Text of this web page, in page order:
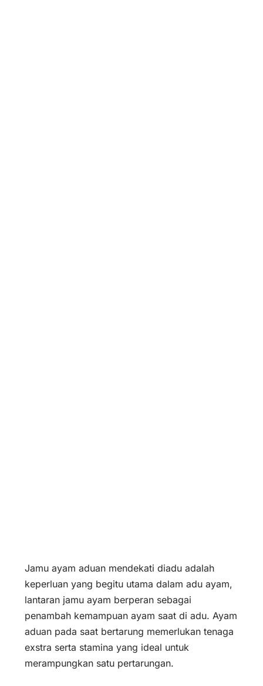
Jamu ayam aduan mendekati diadu adalah
keperluan yang begitu utama dalam adu ayam,
lantaran jamu ayam berperan sebagai
penambah kemampuan ayam saat di adu. Ayam
aduan pada saat bertarung memerlukan tenaga
exstra serta stamina yang ideal untuk
merampungkan satu pertarungan.